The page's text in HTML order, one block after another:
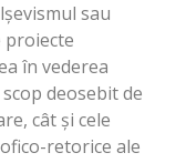
sau
proiecte
în vederea
deosebit de
cât și cele
retorice ale